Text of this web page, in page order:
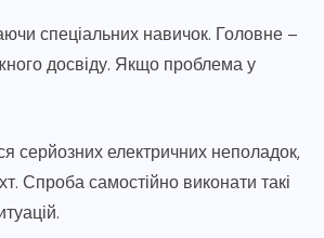
спеціальних навичок. Головне –
досвіду. Якщо проблема у
серйозних електричних неполадок,
Спроба самостійно виконати такі